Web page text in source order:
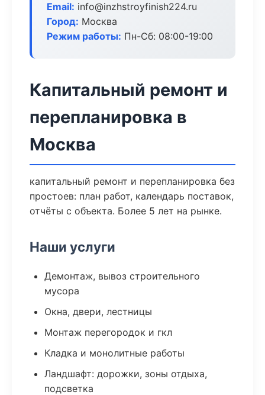
Email: info@inzhstroyfinish224.ru
Город: Москва
Режим работы: Пн-Сб: 08:00-19:00
Капитальный ремонт и
перепланировка в
Москва
капитальный ремонт и перепланировка без
простоев: план работ, календарь поставок,
отчёты с объекта. Более 5 лет на рынке.
Наши услуги
Демонтаж, вывоз строительного
мусора
Окна, двери, лестницы
Монтаж перегородок и гкл
Кладка и монолитные работы
Ландшафт: дорожки, зоны отдыха,
подсветка